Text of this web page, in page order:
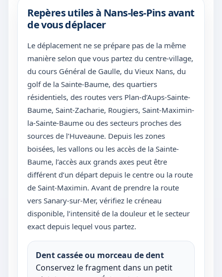
Repères utiles à Nans-les-Pins avant
de vous déplacer
Le déplacement ne se prépare pas de la même
manière selon que vous partez du centre-village,
du cours Général de Gaulle, du Vieux Nans, du
golf de la Sainte-Baume, des quartiers
résidentiels, des routes vers Plan-d’Aups-Sainte-
Baume, Saint-Zacharie, Rougiers, Saint-Maximin-
la-Sainte-Baume ou des secteurs proches des
sources de l’Huveaune. Depuis les zones
boisées, les vallons ou les accès de la Sainte-
Baume, l’accès aux grands axes peut être
différent d’un départ depuis le centre ou la route
de Saint-Maximin. Avant de prendre la route
vers Sanary-sur-Mer, vérifiez le créneau
disponible, l’intensité de la douleur et le secteur
exact depuis lequel vous partez.
Dent cassée ou morceau de dent
Conservez le fragment dans un petit